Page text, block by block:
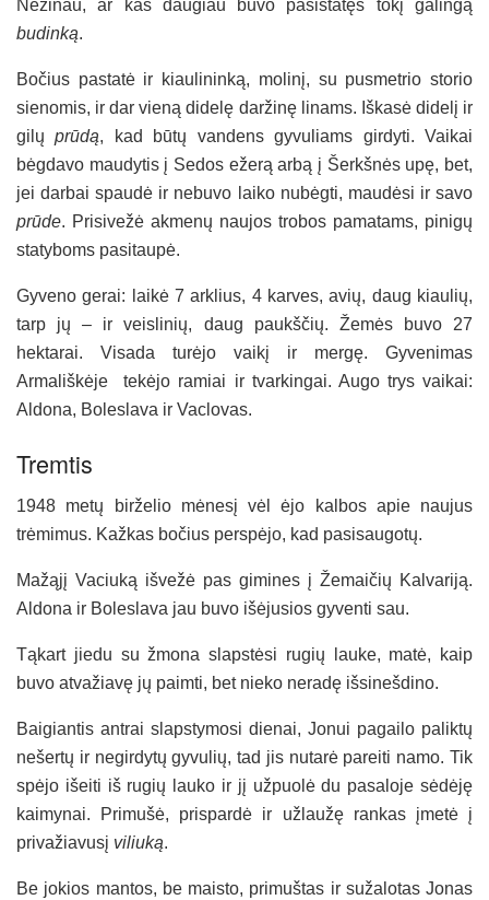
Nežinau, ar kas daugiau buvo pasistatęs tokį galingą
budinką.
Bočius pastatė ir kiaulininką, molinį, su pusmetrio storio
sienomis, ir dar vieną didelę daržinę linams. Iškasė didelį ir
gilųprūdą, kad būtų vandens gyvuliams girdyti. Vaikai
bėgdavo maudytis į Sedos ežerą arbą į Šerkšnės upę, bet,
jei darbai spaudė ir nebuvo laiko nubėgti, maudėsi ir savo
prūde. Prisivežė akmenų naujos trobos pamatams, pinigų
statyboms pasitaupė.
Gyveno gerai: laikė 7 arklius, 4 karves, avių, daug kiaulių,
tarp jų – ir veislinių, daug paukščių. Žemės buvo 27
hektarai. Visada turėjo vaikį ir mergę. Gyvenimas
Armališkėje tekėjo ramiai ir tvarkingai. Augo trys vaikai:
Aldona, Boleslava ir Vaclovas.
Tremtis
1948 metų birželio mėnesį vėl ėjo kalbos apie naujus
trėmimus. Kažkas bočius perspėjo, kad pasisaugotų.
Mažąjį Vaciuką išvežė pas gimines į Žemaičių Kalvariją.
Aldona ir Boleslava jau buvo išėjusios gyventi sau.
Tąkart jiedu su žmona slapstėsi rugių lauke, matė, kaip
buvo atvažiavę jų paimti, bet nieko neradę išsinešdino.
Baigiantis antrai slapstymosi dienai, Jonui pagailo paliktų
nešertų ir negirdytų gyvulių, tad jis nutarė pareiti namo. Tik
spėjo išeiti iš rugių lauko ir jį užpuolė du pasaloje sėdėję
kaimynai. Primušė, prispardė ir užlaužę rankas įmetė į
privažiavusį viliuką.
Be jokios mantos, be maisto, primuštas ir sužalotas Jonas